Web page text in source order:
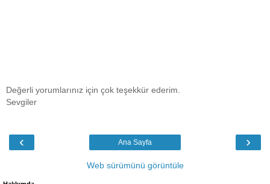
Değerli yorumlarınız için çok teşekkür ederim.
Sevgiler
‹ ›
Ana Sayfa
Web sürümünü görüntüle